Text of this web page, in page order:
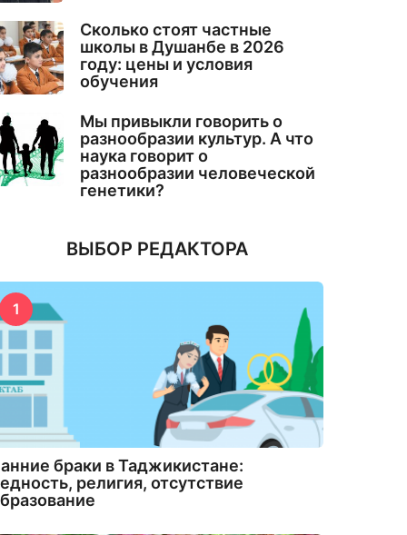
Сколько стоят частные
школы в Душанбе в 2026
году: цены и условия
обучения
Мы привыкли говорить о
разнообразии культур. А что
наука говорит о
разнообразии человеческой
генетики?
ВЫБОР РЕДАКТОРА
1
браки в Таджикистане:
религия, отсутствие